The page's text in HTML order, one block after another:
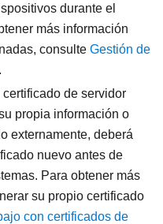
durante el
más información
consulte Gestión de
.
de servidor
propia información o
externamente, deberá
nuevo antes de
Para obtener más
su propio certificado
con certificados de